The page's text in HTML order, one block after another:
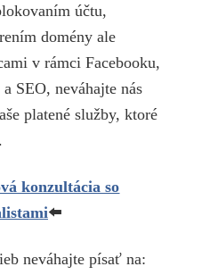
účtu,
domény ale
v rámci Facebooku,
SEO, neváhajte nás
platené služby, ktoré
konzultácia so
⬅️
neváhajte písať na: